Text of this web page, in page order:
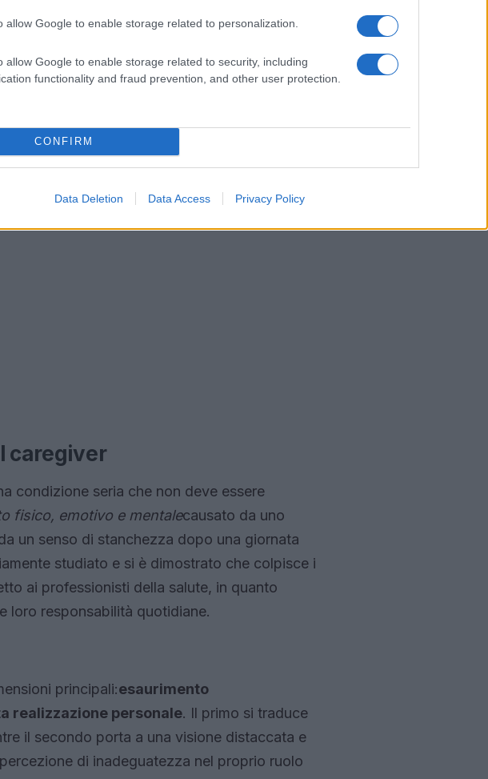
allow Google to enable storage related to personalization.
allow Google to enable storage related to security, including
functionality and fraud prevention, and other user protection.
CONFIRM
Data Deletion Data Access Privacy Policy
non autosufficienti. In Svizzera,
situazione, con il 70%
di essi costituito da
bilanciare tale responsabilità con un lavoro
la sfida senza un adeguato supporto
caregiver
condizione seria che non deve essere
fisico, emotivo e mentalecausato da uno
un senso di stanchezza dopo una giornata
studiato e si è dimostrato che colpisce i
ai professionisti della salute, in quanto
loro responsabilità quotidiane.
principali:esaurimento
realizzazione personale. Il primo si traduce
il secondo porta a una visione distaccata e
di inadeguatezza nel proprio ruolo